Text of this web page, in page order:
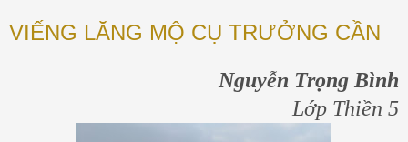
VIẾNG LĂNG MỘ CỤ TRƯỞNG CẦN
Nguyễn Trọng Bình
Lớp Thiền 5